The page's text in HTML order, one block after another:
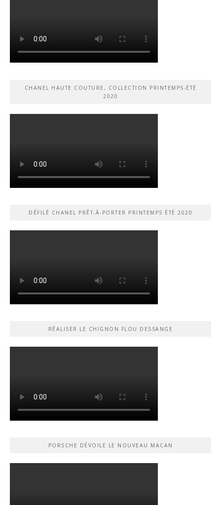
CHANEL HAUTE COUTURE, COLLECTION PRINTEMPS-ÉTÉ
2020
DÉFILÉ CHANEL PRÊT-À-PORTER PRINTEMPS ÉTÉ 2020
RÉALISER LE CHIGNON FLOU DESSANGE
PORSCHE DÉVOILE LE NOUVEAU MACAN